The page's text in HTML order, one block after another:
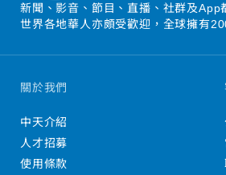
新聞、影音、節目、直播、社群及App
世界各地華人亦頗受歡迎，全球擁有
關於我們
中天介紹
人才招募
使用條款